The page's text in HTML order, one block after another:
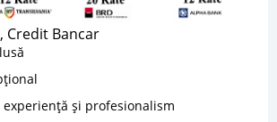
Credit Bancar
experiență și profesionalism